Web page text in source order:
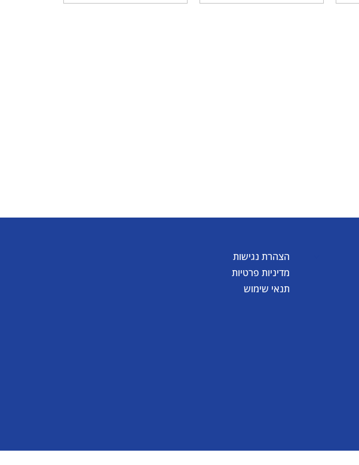
הצהרת נגישות
מדיניות פרטיות
תנאי שימוש